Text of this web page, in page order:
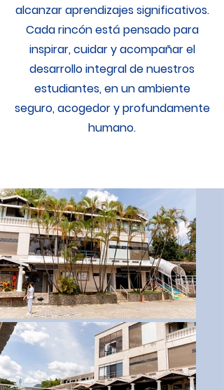
alcanzar aprendizajes significativos.
Cada rincón está pensado para
inspirar, cuidar y acompañar el
desarrollo integral de nuestros
estudiantes, en un ambiente
seguro, acogedor y profundamente
humano.